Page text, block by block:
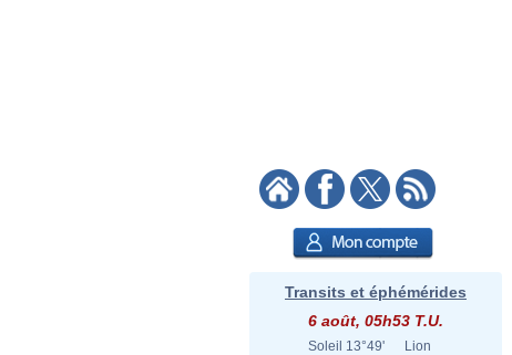
Transits et éphémérides
6 août, 05h53 T.U.
Soleil 13°49'
Lion